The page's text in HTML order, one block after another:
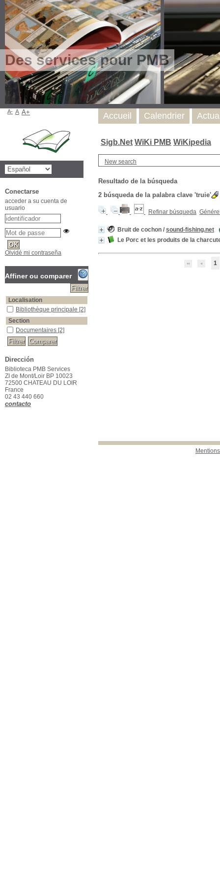
Des services pour PMB
Sigb.Net WiKi PMB WiKipedia
New search
Resultado de la búsqueda
2 búsqueda de la palabra clave 'truie'
Refinar búsqueda
Bruit de cochon / sound-fishing.net
Le Porc et les produits de la
1
Accueil Calendrier
A- A A+
Conectarse
acceder a su cuenta de
usuario
Olvidé mi contraseña
Affiner ou comparer
Localisation
Bibliothèque principale
Bibliothèque principale [2]
Section
Documentaires
Documentaires [2]
Dirección
Biblioteca PMB Services
ZI de Mont/Loir BP 10023
72500 CHATEAU DU LOIR
France
02 43 440 660
contacto